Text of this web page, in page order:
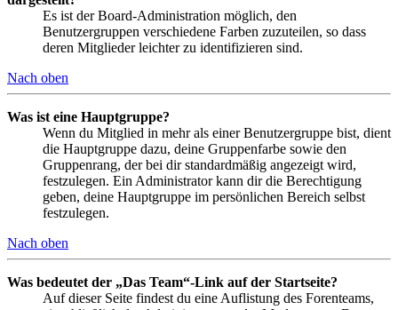
Es ist der Board-Administration möglich, den
Benutzergruppen verschiedene Farben zuzuteilen, so dass
deren Mitglieder leichter zu identifizieren sind.
Nach oben
Was ist eine Hauptgruppe?
Wenn du Mitglied in mehr als einer Benutzergruppe bist, dient
die Hauptgruppe dazu, deine Gruppenfarbe sowie den
Gruppenrang, der bei dir standardmäßig angezeigt wird,
festzulegen. Ein Administrator kann dir die Berechtigung
geben, deine Hauptgruppe im persönlichen Bereich selbst
festzulegen.
Nach oben
Was bedeutet der „Das Team“-Link auf der Startseite?
Auf dieser Seite findest du eine Auflistung des Forenteams,